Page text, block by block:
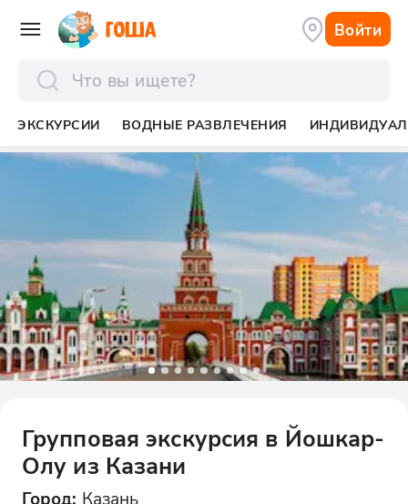
Войти
ЭКСКУРСИИ ВОДНЫЕ РАЗВЛЕЧЕНИЯ
Групповая экскурсия в Йошкар-
Олу из Казани
Город: Казань